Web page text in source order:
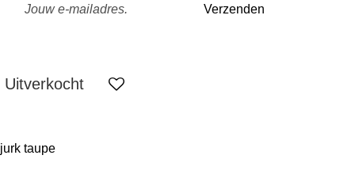
Verzenden
Uitverkocht
jurk taupe